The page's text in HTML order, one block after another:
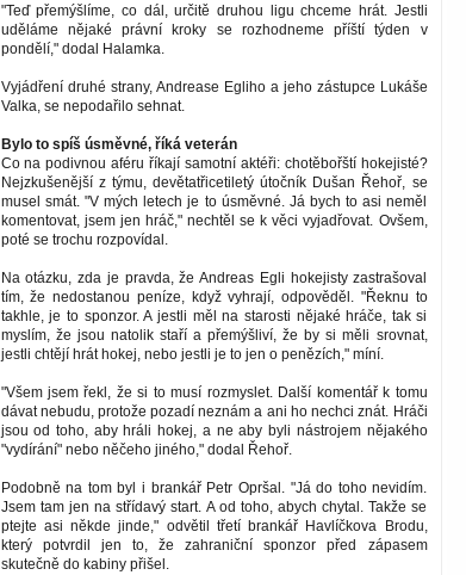
"Teď přemýšlíme, co dál, určitě druhou ligu chceme hrát. Jestli
uděláme nějaké právní kroky se rozhodneme příští týden v
pondělí," dodal Halamka.
Vyjádření druhé strany, Andrease Egliho a jeho zástupce Lukáše
Valka, se nepodařilo sehnat.
Bylo to spíš úsměvné, říká veterán
Co na podivnou aféru říkají samotní aktéři: chotěbořští hokejisté?
Nejzkušenější z týmu, devětatřicetiletý útočník Dušan Řehoř, se
musel smát. "V mých letech je to úsměvné. Já bych to asi neměl
komentovat, jsem jen hráč," nechtěl se k věci vyjadřovat. Ovšem,
poté se trochu rozpovídal.
Na otázku, zda je pravda, že Andreas Egli hokejisty zastrašoval
tím, že nedostanou peníze, když vyhrají, odpověděl. "Řeknu to
takhle, je to sponzor. A jestli měl na starosti nějaké hráče, tak si
myslím, že jsou natolik staří a přemýšliví, že by si měli srovnat,
jestli chtějí hrát hokej, nebo jestli je to jen o penězích," míní.
"Všem jsem řekl, že si to musí rozmyslet. Další komentář k tomu
dávat nebudu, protože pozadí neznám a ani ho nechci znát. Hráči
jsou od toho, aby hráli hokej, a ne aby byli nástrojem nějakého
"vydírání" nebo něčeho jiného," dodal Řehoř.
Podobně na tom byl i brankář Petr Opršal. "Já do toho nevidím.
Jsem tam jen na střídavý start. A od toho, abych chytal. Takže se
ptejte asi někde jinde," odvětil třetí brankář Havlíčkova Brodu,
který potvrdil jen to, že zahraniční sponzor před zápasem
skutečně do kabiny přišel.